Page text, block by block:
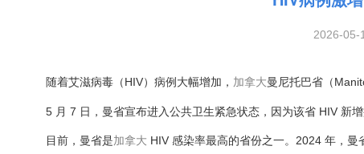
2026-
随着艾滋病毒（HIV）病例大幅增加， 加拿大曼尼托巴省（
5 月 7 日，曼省宣布进入公共卫生紧急状态，因为该省 HIV 新
目前，曼省是加拿大 HIV 感染率最高的省份之一。2024 年，